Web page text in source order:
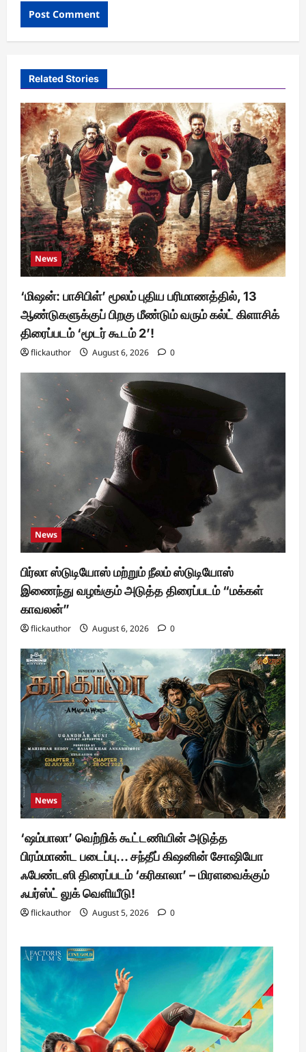
Related Stories
News
‘மிஷன்: பாசிபிள்’ மூலம் புதிய பரிமாணத்தில், 13
ஆண்டுகளுக்குப் பிறகு மீண்டும் வரும் கல்ட் கிளாசிக்
திரைப்படம் ‘மூடர் கூடம் 2’!
flickauthor August 6, 2026 0
News
பிர்லா ஸ்டுடியோஸ் மற்றும் நீலம் ஸ்டுடியோஸ்
இணைந்து வழங்கும் அடுத்த திரைப்படம் “மக்கள்
காவலன்”
flickauthor August 6, 2026 0
News
‘ஷம்பாலா’ வெற்றிக் கூட்டணியின் அடுத்த
பிரம்மாண்ட படைப்பு… சந்தீப் கிஷனின் சோஷியோ
ஃபேண்டஸி திரைப்படம் ‘கரிகாலா’ – மிரளவைக்கும்
ஃபர்ஸ்ட் லுக் வெளியீடு!
flickauthor August 5, 2026 0